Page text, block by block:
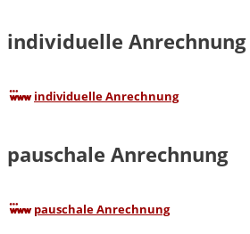
individuelle Anrechnung
individuelle Anrechnung
pauschale Anrechnung
pauschale Anrechnung